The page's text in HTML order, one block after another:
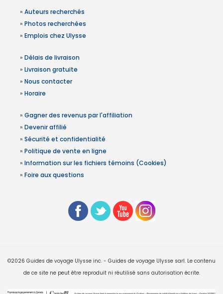
» Auteurs recherchés
» Photos recherchées
» Emplois chez Ulysse
» Délais de livraison
» Livraison gratuite
» Nous contacter
» Horaire
» Gagner des revenus par l'affiliation
» Devenir affilié
» Sécurité et confidentialité
» Politique de vente en ligne
» Information sur les fichiers témoins (Cookies)
» Foire aux questions
©2026 Guides de voyage Ulysse inc. - Guides de voyage Ulysse sarl. Le contenu
de ce site ne peut être reproduit ni réutilisé sans autorisation écrite.